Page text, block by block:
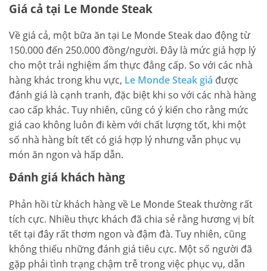
Giá cả tại Le Monde Steak
Về giá cả, một bữa ăn tại Le Monde Steak dao động từ
150.000 đến 250.000 đồng/người. Đây là mức giá hợp lý
cho một trải nghiệm ẩm thực đẳng cấp. So với các nhà
hàng khác trong khu vực, Le Monde Steak giá được
đánh giá là cạnh tranh, đặc biệt khi so với các nhà hàng
cao cấp khác. Tuy nhiên, cũng có ý kiến cho rằng mức
giá cao không luôn đi kèm với chất lượng tốt, khi một
số nhà hàng bít tết có giá hợp lý nhưng vẫn phục vụ
món ăn ngon và hấp dẫn.
Đánh giá khách hàng
Phản hồi từ khách hàng về Le Monde Steak thường rất
tích cực. Nhiều thực khách đã chia sẻ rằng hương vị bít
tết tại đây rất thơm ngon và đậm đà. Tuy nhiên, cũng
không thiếu những đánh giá tiêu cực. Một số người đã
gặp phải tình trạng chậm trễ trong việc phục vụ, dẫn